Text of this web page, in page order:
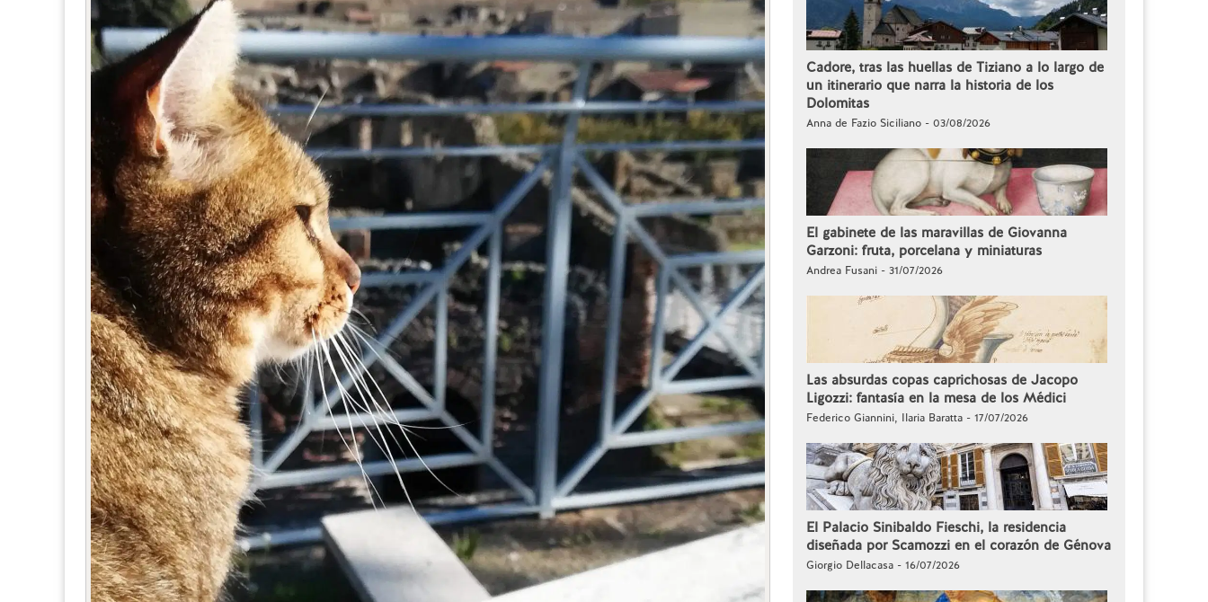
Cadore, tras las huellas de Tiziano a lo largo de
un itinerario que narra la historia de los
Dolomitas
Anna de Fazio Siciliano - 03/08/2026
El gabinete de las maravillas de Giovanna
Garzoni: fruta, porcelana y miniaturas
Andrea Fusani - 31/07/2026
Las absurdas copas caprichosas de Jacopo
Ligozzi: fantasía en la mesa de los Médici
Federico Giannini, Ilaria Baratta - 17/07/2026
El Palacio Sinibaldo Fieschi, la residencia
diseñada por Scamozzi en el corazón de Génova
Giorgio Dellacasa - 16/07/2026